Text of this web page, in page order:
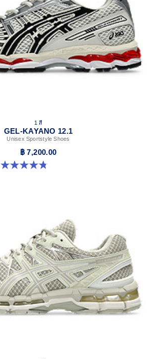
1 สี
GEL-KAYANO 12.1
Unisex Sportstyle Shoes
฿ 7,200.00
4.8 จาก 5 ดาว 5 รีวิว